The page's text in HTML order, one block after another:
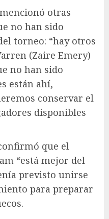
otras
no han sido
torneo: “hay otros
(Zaire Emery)
no han sido
están ahí,
conservar el
disponibles
que el
“está mejor del
previsto unirse
para preparar